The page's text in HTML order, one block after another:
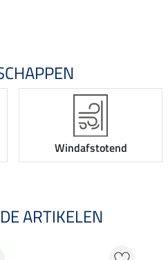
Windafstotend
ARTIKELEN